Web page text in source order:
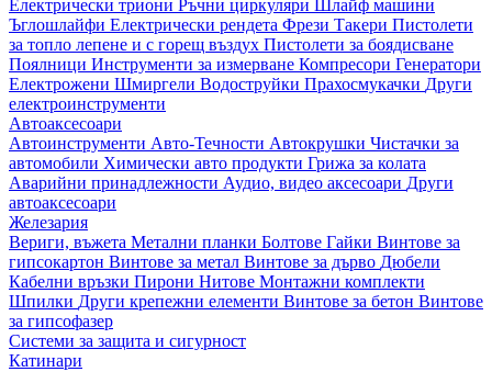
Електрически триони Ръчни циркуляри
Шлайф машини
Ъглошлайфи Електрически рендета Фрези Такери Пистолети
за топло лепене и с горещ въздух Пистолети за боядисване
Поялници Инструменти за измерване Компресори Генератори
Електрожени Шмиргели Водоструйки Прахосмукачки Други
електроинструменти
Автоаксесоари
Автоинструменти Авто-Течности Автокрушки Чистачки за
автомобили Химически авто продукти Грижа за колата
Аварийни принадлежности Аудио, видео аксесоари Други
автоаксесоари
Железария
Вериги, въжета Метални планки Болтове Гайки Винтове за
гипсокартон Винтове за метал Винтове за дърво Дюбели
Кабелни връзки Пирони Нитове Монтажни комплекти
Шпилки Други крепежни елементи Винтове за бетон Винтове
за гипсофазер
Системи за защита и сигурност
Катинари